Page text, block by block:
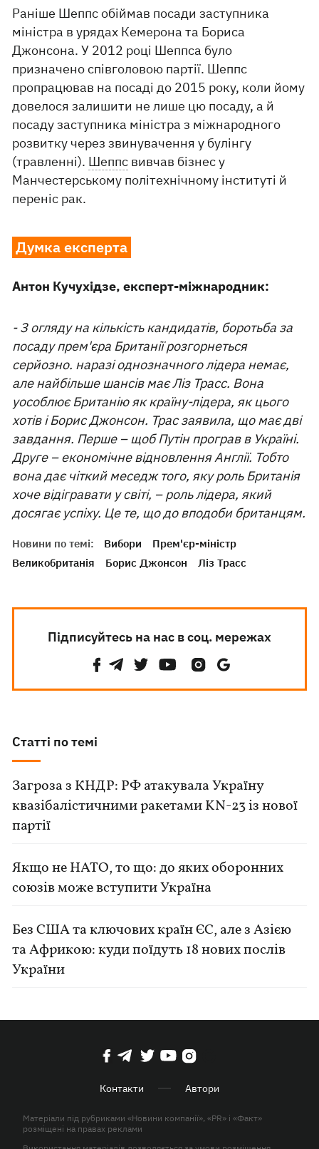
Раніше Шеппс обіймав посади заступника
міністра в урядах Кемерона та Бориса
Джонсона. У 2012 році Шеппса було
призначено співголовою партії. Шеппс
пропрацював на посаді до 2015 року, коли йому
довелося залишити не лише цю посаду, а й
посаду заступника міністра з міжнародного
розвитку через звинувачення у булінгу
(травленні). Шеппс вивчав бізнес у
Манчестерському політехнічному інституті й
переніс рак.
Думка експерта
Антон Кучухідзе, експерт-міжнародник:
- З огляду на кількість кандидатів, боротьба за
посаду прем'єра Британії розгорнеться
серйозно. наразі однозначного лідера немає,
але найбільше шансів має Ліз Трасс. Вона
уособлює Британію як країну-лідера, як цього
хотів і Борис Джонсон. Трас заявила, що має дві
завдання. Перше – щоб Путін програв в Україні.
Друге – економічне відновлення Англії. Тобто
вона дає чіткий меседж того, яку роль Британія
хоче відігравати у світі, – роль лідера, який
досягає успіху. Це те, що до вподоби британцям.
Новини по темі: Вибори
Прем'єр-міністр
Великобританія
Борис Джонсон Ліз Трасс
Підписуйтесь на нас в соц. мережах
Статті по темі
Загроза з КНДР: РФ атакувала Україну
квазібалістичними ракетами KN-23 із нової
партії
Якщо не НАТО, то що: до яких оборонних
союзів може вступити Україна
Без США та ключових країн ЄС, але з Азією
та Африкою: куди поїдуть 18 нових послів
України
Контакти Автори
Матеріали під рубриками «Новини компанії», «PR» і «Факт»
розміщені на правах реклами